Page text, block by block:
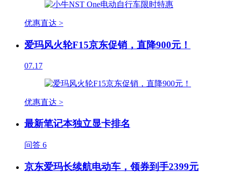
优惠直达 >
爱玛风火轮F15京东促销，直降900元！
07.17
优惠直达 >
最新笔记本独立显卡排名
问答 6
京东爱玛长续航电动车，领券到手2399元